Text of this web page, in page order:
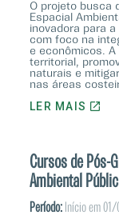
O projeto busca
Espacial
inovadora para
com foco na
e econômicos.
territorial,
naturais e
nas áreas
LER MAIS
Cursos de Pós-
Ambiental
Período: Início em